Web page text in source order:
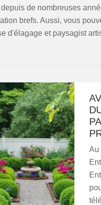
depuis de nombreuses
brefs. Aussi, vous
d'élagage et paysagist
Au